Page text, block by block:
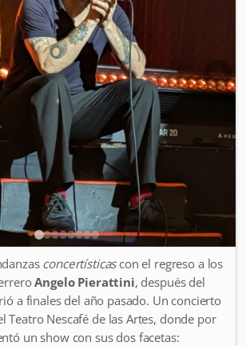
concertísticas con el regreso a los
Angelo Pierattini, después del
a finales del año pasado. Un concierto
Teatro Nescafé de las Artes, donde por
un show con sus dos facetas: